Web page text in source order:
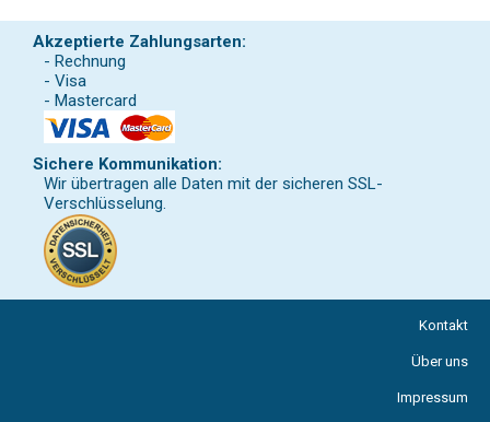
Akzeptierte Zahlungsarten:
- Rechnung
- Visa
- Mastercard
Sichere Kommunikation:
Wir übertragen alle Daten mit der sicheren SSL-
Verschlüsselung.
Kontakt
Über uns
Impressum